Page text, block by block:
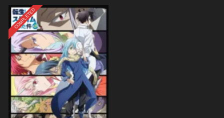
COMPLETED